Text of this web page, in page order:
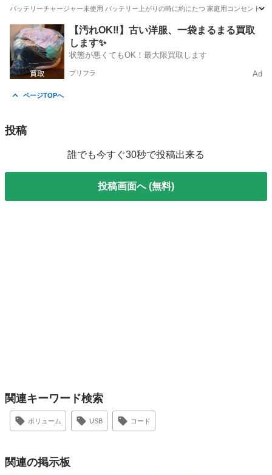
バッテリーチャージャー未使用 バッテリー上がりの時に約にたつ 家庭用コンセント
神奈川 川崎市 生田駅 メンテナンス用品
【汚れOK‼️】古い洋服、一袋まるまる買取
します✨
状態が悪くてもOK！最大限買取します
プリフラ Ad
ページTOPへ
投稿
誰でも今すぐ30秒で投稿出来る
投稿画面へ (無料)
関連キーワード検索
ボリューム USB コード
関連の掲示板